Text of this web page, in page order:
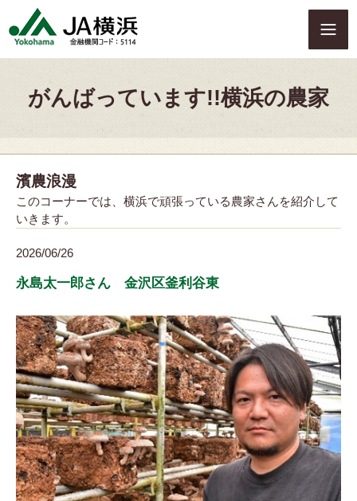
p
がんばっています!!横浜の農家
濱農浪漫
このコーナーでは、横浜で頑張っている農家さんを紹介して
いきます。
2026/06/26
永島太一郎さん 金沢区釜利谷東